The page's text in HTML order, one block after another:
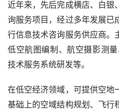
近年来，先后完成横店、白银
询服务项目，经过多年发展已
行信息技术咨询服务供应商。
低空航图编制、航空摄影测
技术服务系统研发等。
在低空经济领域，可提供空地
基础上的空域结构规划、飞行